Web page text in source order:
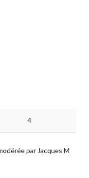
4
par Jacques M